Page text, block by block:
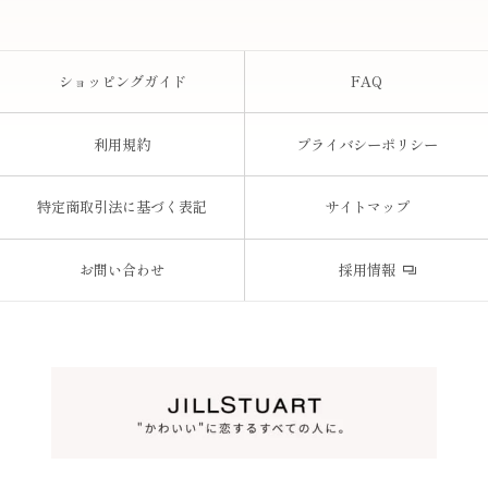
ショッピングガイド FAQ
利用規約 プライバシーポリシー
特定商取引法に基づく表記 サイトマップ
お問い合わせ 採用情報